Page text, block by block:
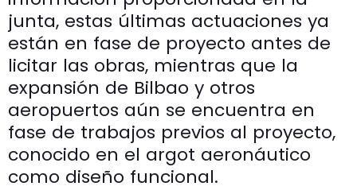
junta, estas últimas actuaciones ya
están en fase de proyecto antes de
licitar las obras, mientras que la
expansión de Bilbao y otros
aeropuertos aún se encuentra en
fase de trabajos previos al proyecto,
conocido en el argot aeronáutico
como diseño funcional.